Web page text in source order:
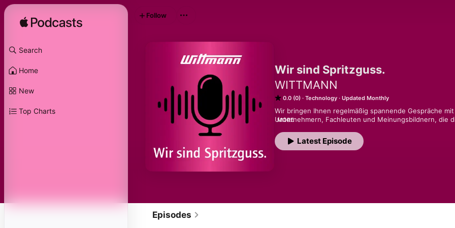
Search
Home
New
Top Charts
Wir sind Spritzguss.
WITTMANN
0.0 (0) Technology Updated Monthly
Wir bringen Ihnen regelmäßig spannende Gespräche
Unternehmern, Fachleuten und Meinungsbildnern, die
über neueste Technologien, Trends und Entwicklungen
MORE
Latest Episode
Follow
Episodes